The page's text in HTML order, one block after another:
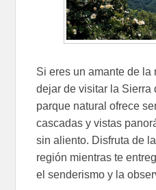
Si eres un amante de
dejar de visitar la Sierra
parque natural ofrece
cascadas y vistas
sin aliento. Disfruta de
región mientras te
el senderismo y la